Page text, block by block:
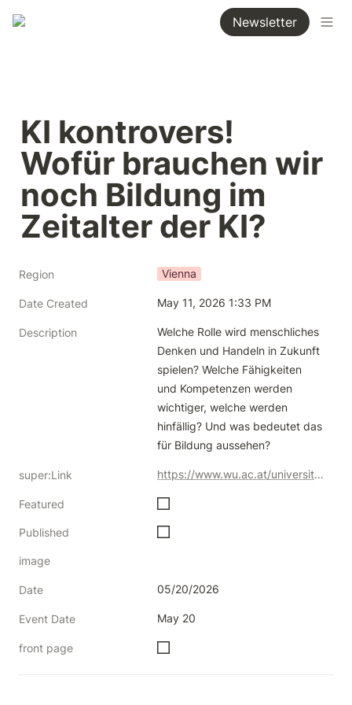
Newsletter
KI kontrovers!
Wofür brauchen wir
noch Bildung im
Zeitalter der KI?
Region Vienna
Date Created May 11, 2026 1:33 PM
Description
Welche Rolle wird menschliches
Denken und Handeln in Zukunft
spielen? Welche Fähigkeiten
und Kompetenzen werden
wichtiger, welche werden
hinfällig? Und was bedeutet das
für Bildung aussehen?
super:Link https://www.wu.ac.at/universitaet/news-und-events/events-archiv/detail/ki-kontrovers
Featured
Published
image
Date 05/20/2026
Event Date May 20
front page